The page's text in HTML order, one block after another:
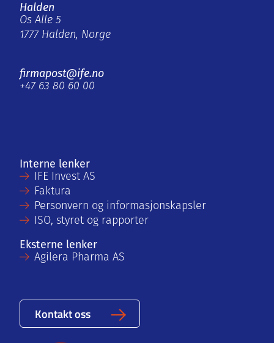
Halden
Os Alle 5
1777 Halden, Norge
firmapost@ife.no
+47 63 80 60 00
Interne lenker
IFE Invest AS
Faktura
Personvern og informasjonskapsler
ISO, styret og rapporter
Eksterne lenker
Agilera Pharma AS
Kontakt oss